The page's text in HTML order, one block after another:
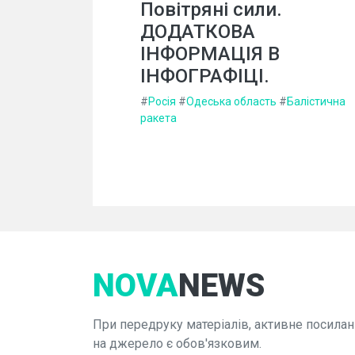
Повітряні сили.
ДОДАТКОВА
ІНФОРМАЦІЯ В
ІНФОГРАФІЦІ.
#Росія #Одеська область #Балістична
ракета
NOVANEWS
При передруку матеріалів, активне
на джерело є обов'язковим.